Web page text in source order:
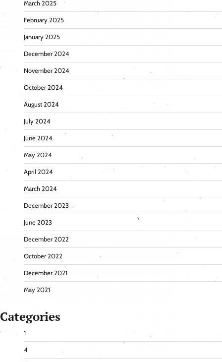
March 2025
February 2025
January 2025
December 2024
November 2024
October 2024
August 2024
July 2024
June 2024
May 2024
April 2024
March 2024
December 2023
June 2023
December 2022
October 2022
December 2021
May 2021
Categories
1
4